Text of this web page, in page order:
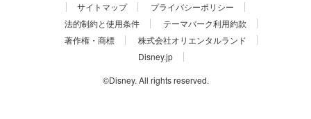
サイトマップ
プライバシーポリシー
法的制約と使用条件
テーマパーク利用約款
著作権・商標
株式会社オリエンタルランド
Disney.jp
©Disney. All rights reserved.